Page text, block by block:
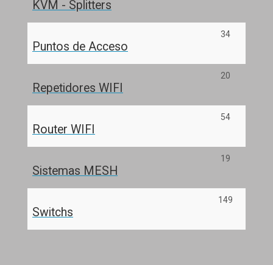
KVM - Splitters
Puntos de Acceso
34
Repetidores WIFI
20
Router WIFI
54
Sistemas MESH
19
Switchs
149